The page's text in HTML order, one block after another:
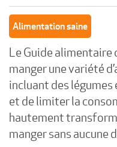
Alimentation saine
Le Guide alimentaire
manger une variété
incluant des
et de limiter la
hautement
manger sans aucune